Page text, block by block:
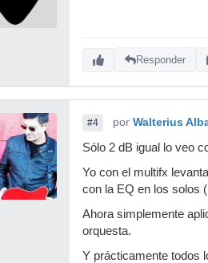
Responder
#4 por Walterius
Sólo 2 dB igual lo veo
Yo con el multifx
con la EQ en los solos
Ahora simplemente
orquesta.
Y prácticamente todos